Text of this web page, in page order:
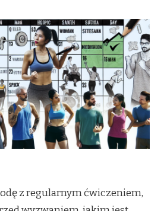
z regularnym ćwiczeniem,